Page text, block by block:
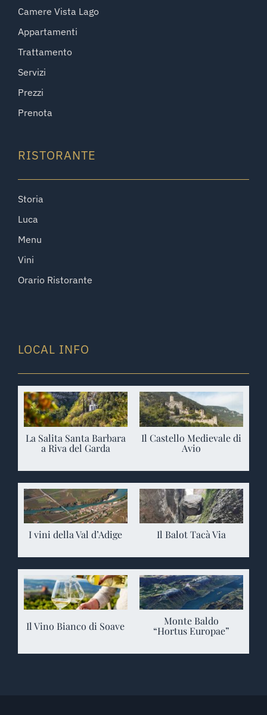
Camere Vista Lago
Appartamenti
Trattamento
Servizi
Prezzi
Prenota
RISTORANTE
Storia
Luca
Menu
Vini
Orario Ristorante
LOCAL INFO
La Salita Santa Barbara
a Riva del Garda
Il Castello Medievale di
Avio
I vini della Val d’Adige Il Balot Tacà Via
Il Vino Bianco di Soave
Monte Baldo
“Hortus Europae”